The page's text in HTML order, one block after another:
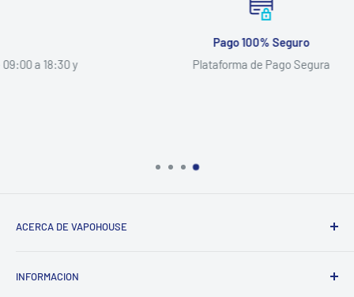
Pago 100% Seguro
Plataforma de Pago Segura
ACERCA DE VAPOHOUSE
costos de mantener un hogar, buscamos ofrecer los mejores
INFORMACION